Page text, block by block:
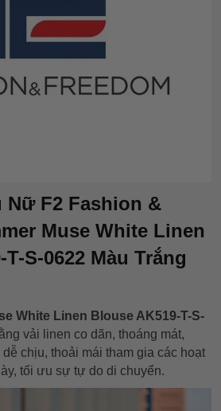
Nữ F2 Fashion &
Muse White Linen
S-0622 Màu Trắng
White Linen Blouse AK519-T-S-
vải linen co dãn, thoáng mát,
chịu, thoải mái tham gia các hoạt
tối ưu sự tự do di chuyển.